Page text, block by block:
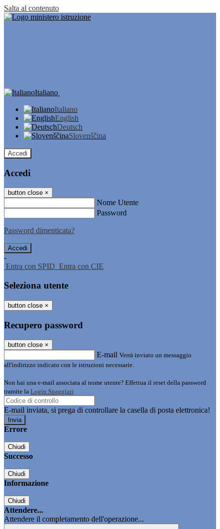
Salta al contenuto
Italiano
Italiano
English
Deutsch
Slovenščina
Accedi
Accedi
button close ×
Nome Utente
Password
Password dimenticata?
-
Entra con SPID Entra con CIE
Seleziona utente
button close ×
Recupero password
button close ×
E-mail Verrà inviato un messaggio
all'indirizzo indicato con le istruzioni necessarie.
Non hai una e-mail associata al nome utente? Effettua il reset della password
tramite la Login Spaggiari
E-mail inviata, si prega di controllare la casella di posta elettronica!
Errore
Chiudi
Successo
Chiudi
Informazione
Chiudi
Attendere...
Attendere il completamento dell'operazione...